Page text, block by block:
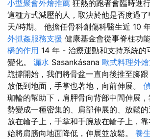
小型聚會外燴推薦 狂熱的跑者會臨時進
這種方式減壓的人，取決於他是否度過
天/時期。 他擔任骨科創傷科醫生近 10
外抓姦服務支援 健康基金會從事脊柱功
橋的作用 14 年 - 治療運動和支持系統的
變化。 漏水 Sasankásana 歐式料理外
跪撐開始，我們將骨盆一直向後推至腳
放低到地面，手掌也著地，向前伸展。
珈輪的幫助下，肩胛骨向背部中間伸展
勢變成一種密集的、肩部伸展的、放鬆
放在輪子上，手掌和手腕放在輪子上，
始將肩膀向地面降低，伸展並放鬆。 養